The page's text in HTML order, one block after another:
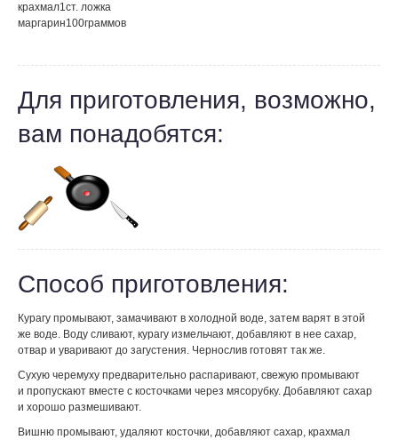
крахмал1ст. ложка
маргарин100граммов
Для приготовления, возможно,
вам понадобятся:
Способ приготовления:
Курагу промывают, замачивают в холодной воде, затем варят в этой
же воде. Воду сливают, курагу измельчают, добавляют в нее сахар,
отвар и уваривают до загустения. Чернослив готовят так же.
Сухую черемуху предварительно распаривают, свежую промывают
и пропускают вместе с косточками через мясорубку. Добавляют сахар
и хорошо размешивают.
Вишню промывают, удаляют косточки, добавляют сахар, крахмал